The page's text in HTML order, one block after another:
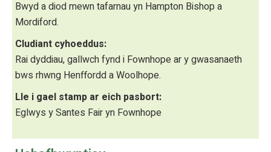
Bwyd a diod mewn tafarnau yn Hampton Bishop a
Mordiford.
Cludiant cyhoeddus:
Rai dyddiau, gallwch fynd i Fownhope ar y gwasanaeth
bws rhwng Henffordd a Woolhope.
Lle i gael stamp ar eich pasbort:
Eglwys y Santes Fair yn Fownhope